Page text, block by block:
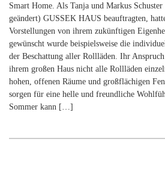
Smart Home. Als Tanja und Markus
geändert) GUSSEK HAUS beauftragten,
Vorstellungen von ihrem zukünftigen
gewünscht wurde beispielsweise die
der Beschattung aller Rollläden. Ihr
ihrem großen Haus nicht alle Rollläden
hohen, offenen Räume und großflächigen
sorgen für eine helle und freundliche
Sommer kann […]